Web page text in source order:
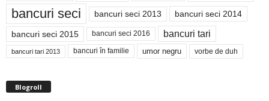
bancuri seci bancuri seci 2013 bancuri seci 2014
bancuri seci 2015 bancuri seci 2016 bancuri tari
bancuri tari 2013 bancuri în familie umor negru vorbe de duh
Blogroll